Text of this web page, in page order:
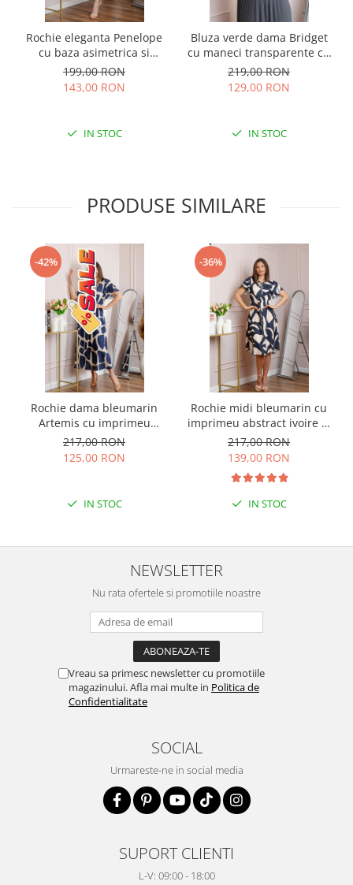
Rochie eleganta Penelope
cu baza asimetrica si
imprimeu floral - Bej
199,00 RON
143,00 RON
IN STOC
Bluza verde dama Bridget
cu maneci transparente cu
buline
219,00 RON
129,00 RON
IN STOC
PRODUSE SIMILARE
-42%
Rochie dama bleumarin
Artemis cu imprimeu
abstract si cordon in talie
217,00 RON
125,00 RON
IN STOC
-36%
Rochie midi bleumarin cu
imprimeu abstract ivoire si
snur la decolteu Shelby
217,00 RON
139,00 RON
IN STOC
NEWSLETTER
Nu rata ofertele si promotiile noastre
Vreau sa primesc newsletter cu promotiile
magazinului. Afla mai multe in Politica de
Confidentialitate
SOCIAL
Urmareste-ne in social media
SUPORT CLIENTI
L-V: 09:00 - 18:00